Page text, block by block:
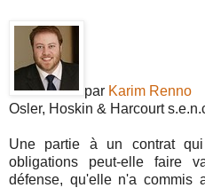
par Karim Renno
Osler, Hoskin & Harcourt
Une partie à un contrat
obligations peut-elle faire
défense, qu'elle n'a commis